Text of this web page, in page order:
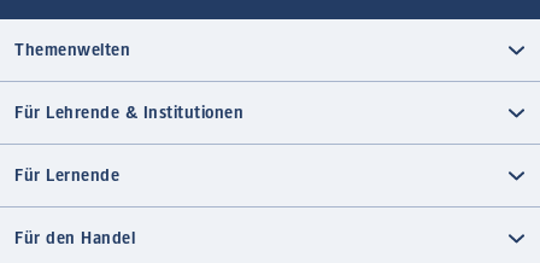
Themenwelten
Für Lehrende & Institutionen
Für Lernende
Für den Handel